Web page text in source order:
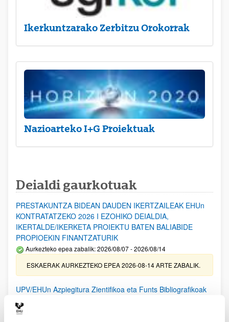
Ikerkuntzarako Zerbitzu Orokorrak
Nazioarteko I+G Proiektuak
Deialdi gaurkotuak
PRESTAKUNTZA BIDEAN DAUDEN IKERTZAILEAK EHUn
KONTRATATZEKO 2026 I EZOHIKO DEIALDIA,
IKERTALDE/IKERKETA PROIEKTU BATEN BALIABIDE
PROPIOEKIN FINANTZATURIK
Aurkezteko epea zabalik: 2026/08/07 - 2026/08/14
ESKAERAK AURKEZTEKO EPEA 2026-08-14 ARTE ZABALIK.
UPV/EHUn Azpiegitura Zientifikoa eta Funts Bibliografikoak